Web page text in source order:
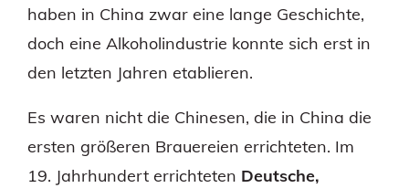
haben in China zwar eine lange Geschichte,
doch eine Alkoholindustrie konnte sich erst in
den letzten Jahren etablieren.
Es waren nicht die Chinesen, die in China die
ersten größeren Brauereien errichteten. Im
19. Jahrhundert errichteten Deutsche,